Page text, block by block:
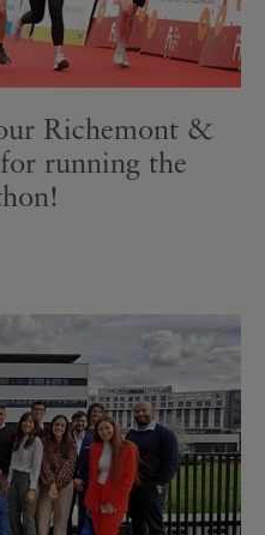
Richemont &
running the